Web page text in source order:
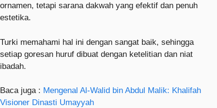
ornamen, tetapi sarana dakwah yang efektif dan penuh
estetika.
Turki memahami hal ini dengan sangat baik, sehingga
setiap goresan huruf dibuat dengan ketelitian dan niat
ibadah.
Baca juga : Mengenal Al-Walid bin Abdul Malik: Khalifah
Visioner Dinasti Umayyah